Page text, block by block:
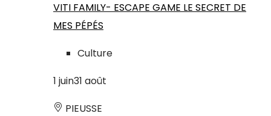
VITI FAMILY- ESCAPE GAME LE SECRET DE
MES PÉPÉS
Culture
1 juin31 août
PIEUSSE